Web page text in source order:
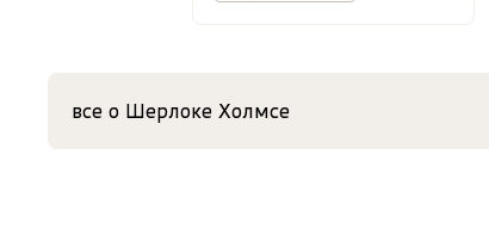
все о Шерлоке Холмсе